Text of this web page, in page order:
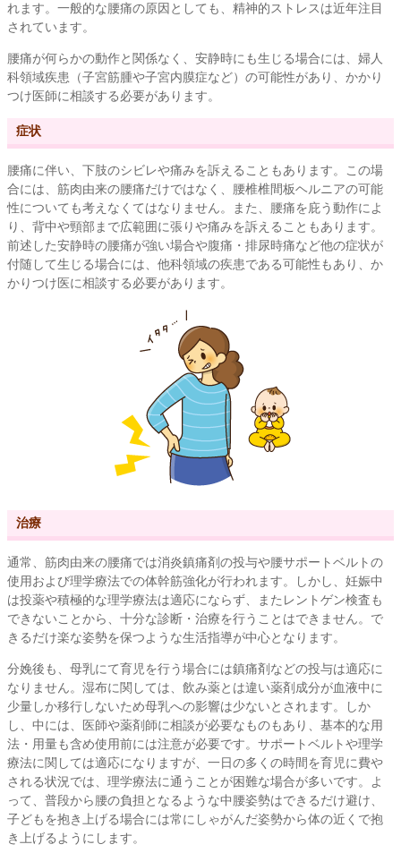
れます。一般的な腰痛の原因としても、精神的ストレスは近年注目
されています。
腰痛が何らかの動作と関係なく、安静時にも生じる場合には、婦人
科領域疾患（子宮筋腫や子宮内膜症など）の可能性があり、かかり
つけ医師に相談する必要があります。
症状
腰痛に伴い、下肢のシビレや痛みを訴えることもあります。この場
合には、筋肉由来の腰痛だけではなく、腰椎椎間板ヘルニアの可能
性についても考えなくてはなりません。また、腰痛を庇う動作によ
り、背中や頸部まで広範囲に張りや痛みを訴えることもあります。
前述した安静時の腰痛が強い場合や腹痛・排尿時痛など他の症状が
付随して生じる場合には、他科領域の疾患である可能性もあり、か
かりつけ医に相談する必要があります。
治療
通常、筋肉由来の腰痛では消炎鎮痛剤の投与や腰サポートベルトの
使用および理学療法での体幹筋強化が行われます。しかし、妊娠中
は投薬や積極的な理学療法は適応にならず、またレントゲン検査も
できないことから、十分な診断・治療を行うことはできません。で
きるだけ楽な姿勢を保つような生活指導が中心となります。
分娩後も、母乳にて育児を行う場合には鎮痛剤などの投与は適応に
なりません。湿布に関しては、飲み薬とは違い薬剤成分が血液中に
少量しか移行しないため母乳への影響は少ないとされます。しか
し、中には、医師や薬剤師に相談が必要なものもあり、基本的な用
法・用量も含め使用前には注意が必要です。サポートベルトや理学
療法に関しては適応になりますが、一日の多くの時間を育児に費や
される状況では、理学療法に通うことが困難な場合が多いです。よ
って、普段から腰の負担となるような中腰姿勢はできるだけ避け、
子どもを抱き上げる場合には常にしゃがんだ姿勢から体の近くで抱
き上げるようにします。